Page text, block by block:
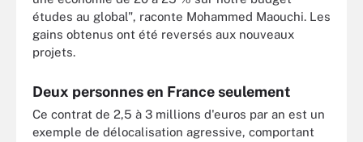
études au global", raconte Mohammed Maouchi. Les
gains obtenus ont été reversés aux nouveaux
projets.
Deux personnes en France seulement
Ce contrat de 2,5 à 3 millions d'euros par an est un
exemple de délocalisation agressive, comportant